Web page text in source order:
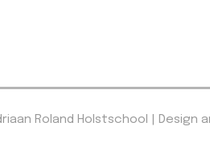
Roland Holstschool | Design